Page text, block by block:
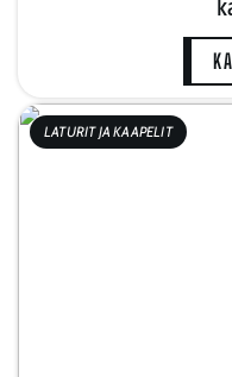
LATURIT JA KAAPELIT